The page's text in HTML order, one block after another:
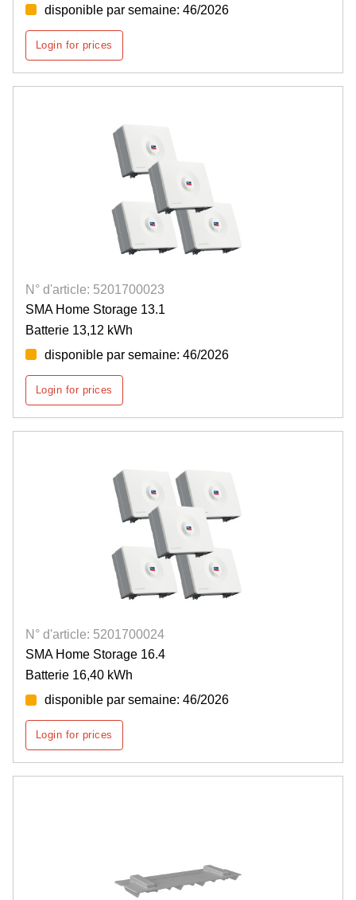
disponible par semaine: 46/2026
Login for prices
N° d'article: 5201700023
SMA Home Storage 13.1
Batterie 13,12 kWh
disponible par semaine: 46/2026
Login for prices
N° d'article: 5201700024
SMA Home Storage 16.4
Batterie 16,40 kWh
disponible par semaine: 46/2026
Login for prices